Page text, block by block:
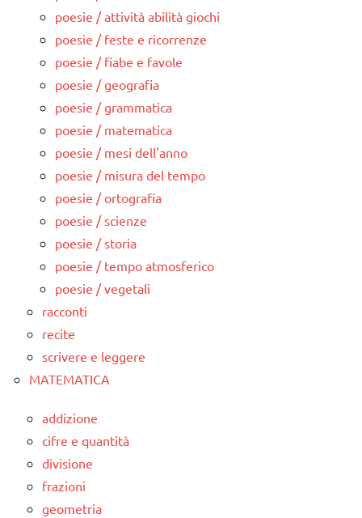
poesie / attività abilità giochi
poesie / feste e ricorrenze
poesie / fiabe e favole
poesie / geografia
poesie / grammatica
poesie / matematica
poesie / mesi dell'anno
poesie / misura del tempo
poesie / ortografia
poesie / scienze
poesie / storia
poesie / tempo atmosferico
poesie / vegetali
racconti
recite
scrivere e leggere
MATEMATICA
addizione
cifre e quantità
divisione
frazioni
geometria